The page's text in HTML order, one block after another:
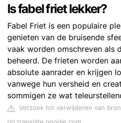
Is fabel friet lekker?
Fabel Friet is een populaire
genieten van de bruisende
vaak worden omschreven als
beheerd. De frieten worden
absolute aanrader en krijgen
vanwege hun versheid en
sommigen ze wat
Verzoek tot verwijderen van bron